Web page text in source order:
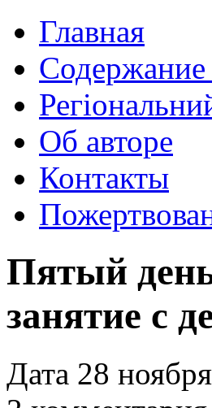
Главная
Содержание
Об авторе
Контакты
Пятый
занятие с
Дата 28